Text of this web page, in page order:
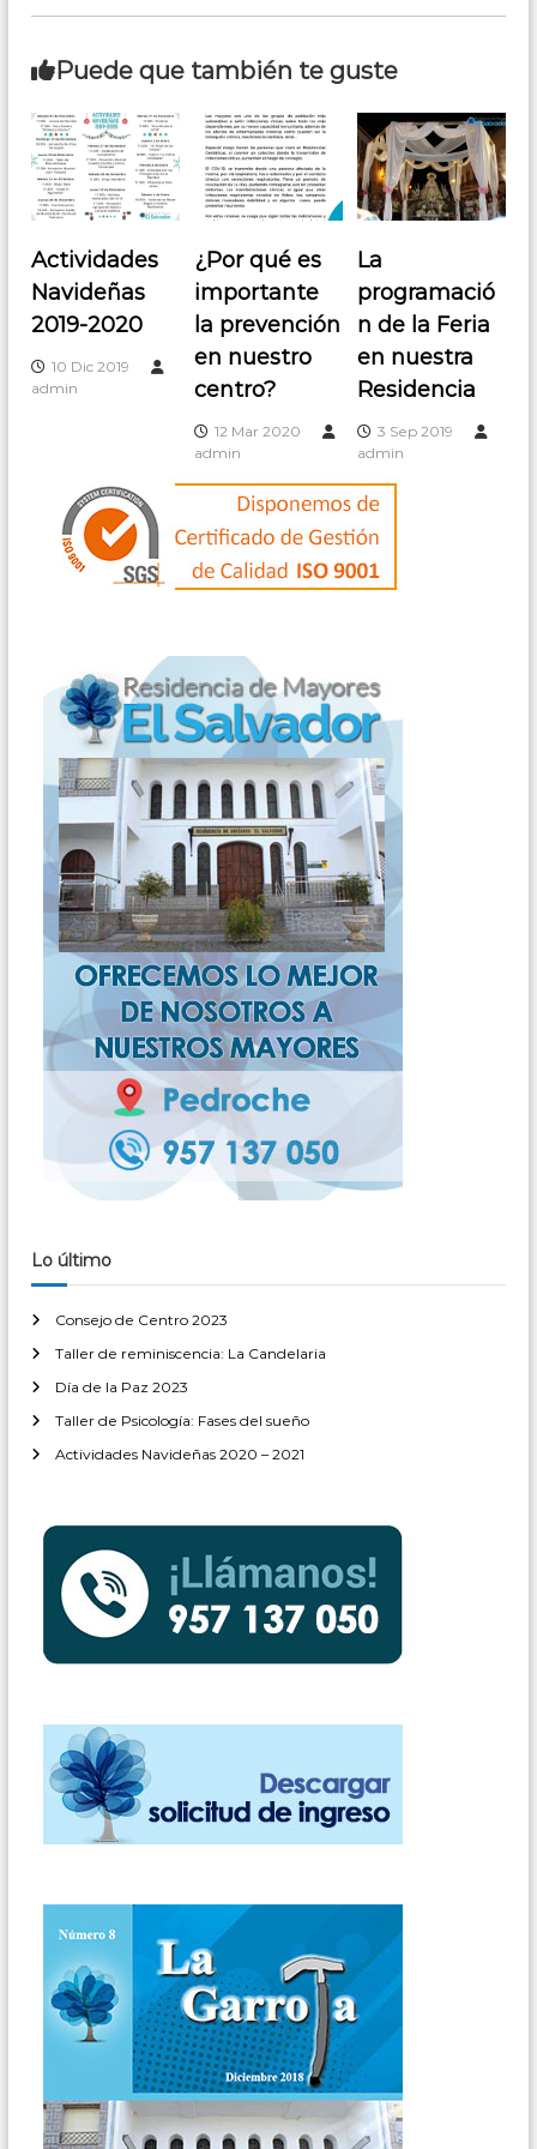
e
,
C
ó
o
b
a
r
d
e
l
a
s
r
o
n
s
Puede que también te guste
Actividades
Navideñas
2019-2020
10 Dic 2019
admin
¿Por qué es
importante
la prevención
en nuestro
centro?
12 Mar 2020
admin
La
programació
n de la Feria
en nuestra
Residencia
3 Sep 2019
admin
Lo último
Consejo de Centro 2023
Taller de reminiscencia: La Candelaria
Día de la Paz 2023
Taller de Psicología: Fases del sueño
Actividades Navideñas 2020 – 2021